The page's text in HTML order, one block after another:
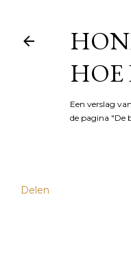
HOE
Een verslag
de pagina "De
Delen